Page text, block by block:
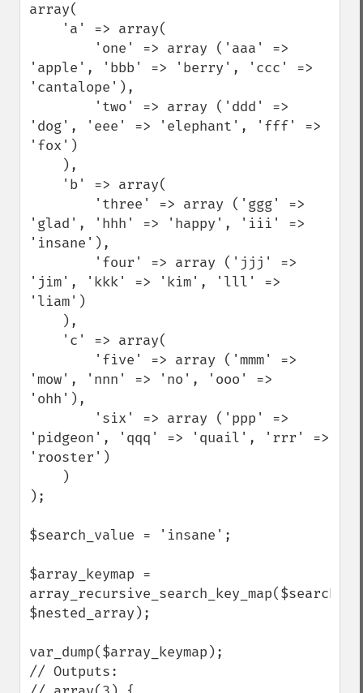
array(
'apple', 'bbb' => 'berry', 'ccc' =>
'cantalope'),
'dog', 'eee' => 'elephant', 'fff' =>
'fox')
'glad', 'hhh' => 'happy', 'iii' =>
'insane'),
'jim', 'kkk' => 'kim', 'lll' =>
'liam')
'mow', 'nnn' => 'no', 'ooo' =>
'ohh'),
'pidgeon', 'qqq' => 'quail', 'rrr' =>
'rooster')
);
$search_value = 'insane';
$array_keymap =
$nested_array);
var_dump($array_keymap);
// Outputs: